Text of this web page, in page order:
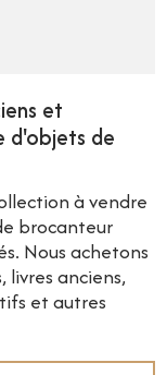
et
d'objets de
à vendre
brocanteur
Nous achetons
livres anciens,
et autres